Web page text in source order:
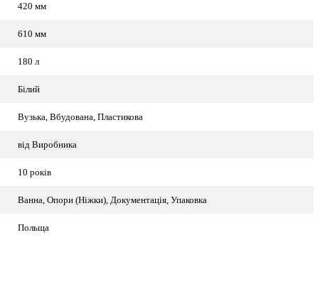
420 мм
610 мм
180 л
Білий
Вузька, Вбудована, Пластикова
від Виробника
10 років
Ванна, Опори (Ніжки), Документація, Упаковка
Польща